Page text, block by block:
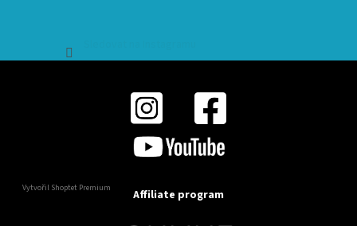
Vytvořil Shoptet Premium Affiliate program